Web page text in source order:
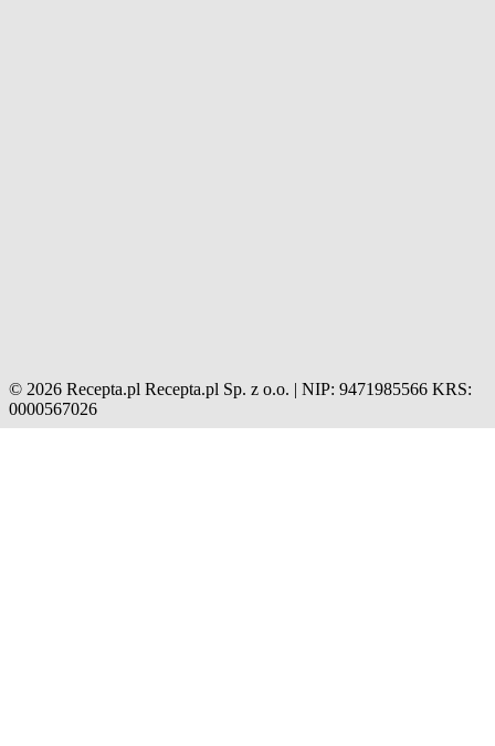
© 2026 Recepta.pl Recepta.pl Sp. z o.o. | NIP: 9471985566 KRS:
0000567026